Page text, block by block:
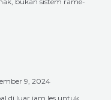
9, 2024
di luar jam les untuk